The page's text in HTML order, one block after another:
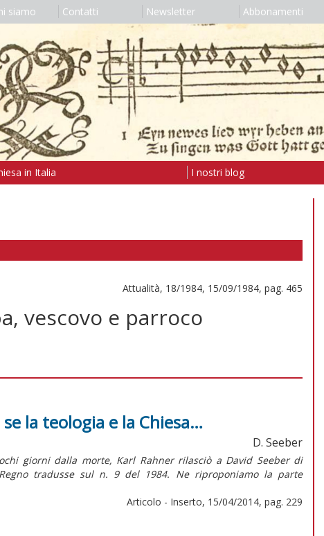
siamo Contatti Newsletter Abbonamenti
in Italia I nostri blog
Attualità, 18/1984, 15/09/1984, pag. 465
vescovo e parroco
la teologia e la Chiesa…
D. Seeber
giorni dalla morte, Karl Rahner rilasciò a David Seeber di
tradusse sul n. 9 del 1984. Ne riproponiamo la parte
Articolo - Inserto, 15/04/2014, pag. 229